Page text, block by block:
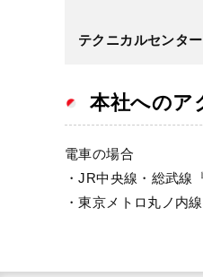
テクニカルセンター
本社へのア
電車の場合
・JR中央線・総武線
・東京メトロ丸ノ内